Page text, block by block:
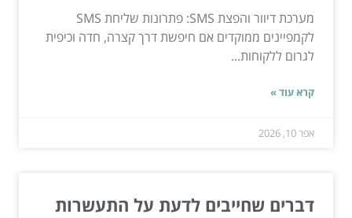
מערכת דיוור והפצת SMS: פתרונות שליחת SMS
לקמפיינים ממוקדים אם חיפשת דרך קצרה, חדה וכיפית
לגרום ללקוחות...
קרא עוד »
אפר 10, 2026
דברים שחייבים לדעת על התעשרות